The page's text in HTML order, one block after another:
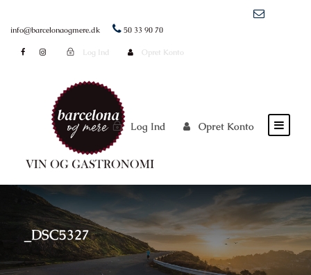
info@barcelonaogmere.dk 50 33 90 70
Log Ind Opret Konto
Log Ind Opret Konto
_DSC5327